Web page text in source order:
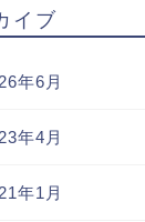
イブ
年6月
年4月
年1月